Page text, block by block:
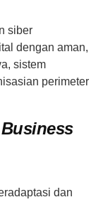
siber
dengan aman,
sistem
perimeter
dan